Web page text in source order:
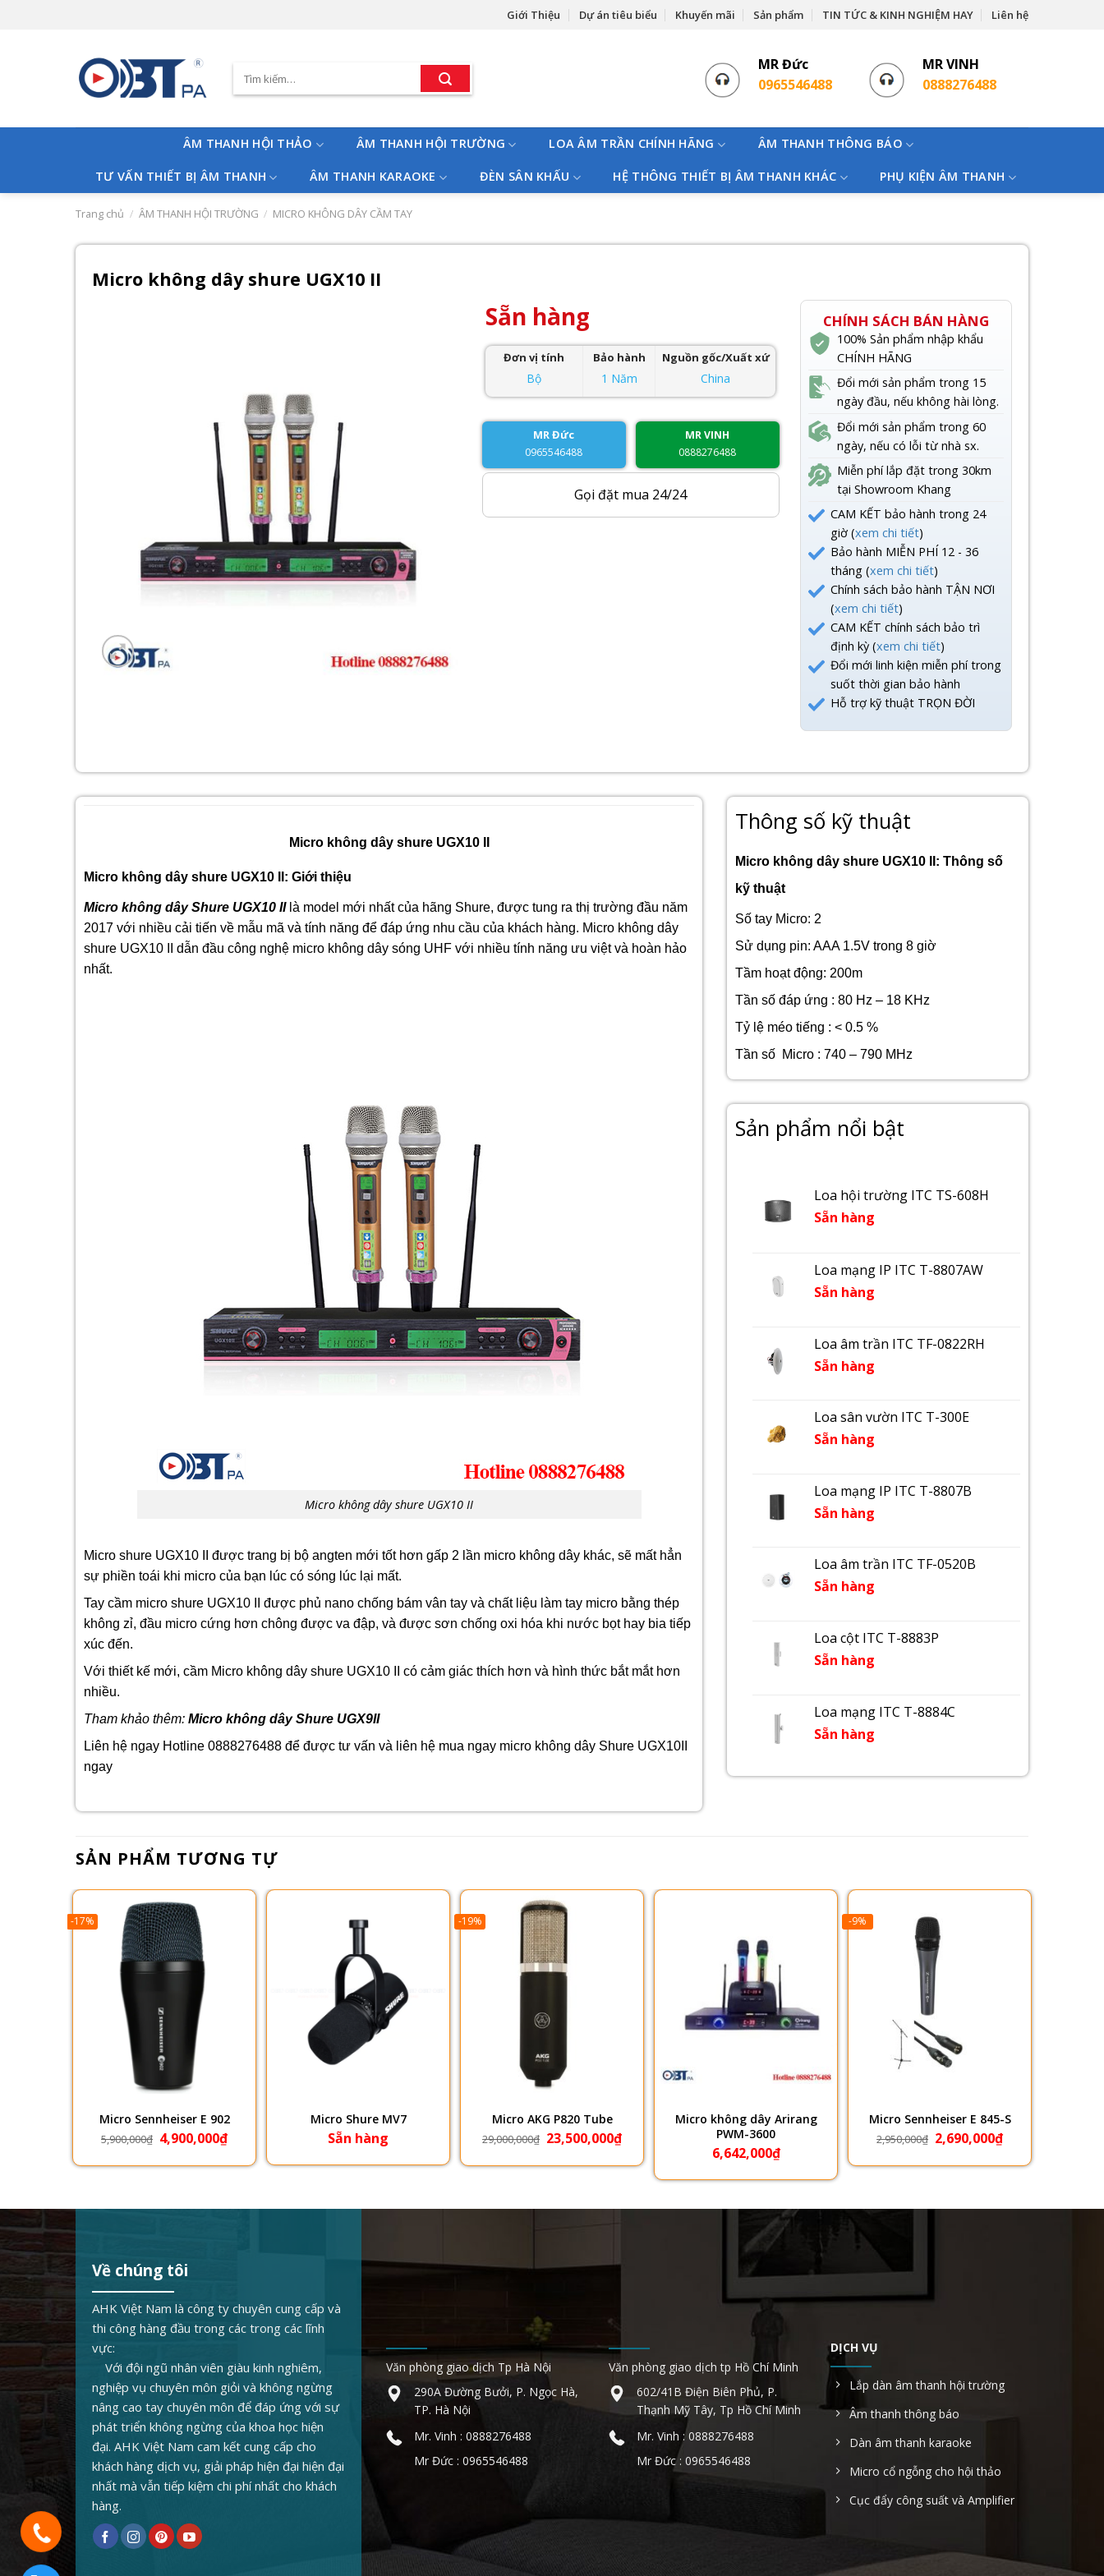
Giới Thiệu Dự án tiêu biểu Khuyến mãi Sản phẩm TIN TỨC & KINH NGHIỆM HAY Liên hệ
Tìm
kiếm:
MR Đức
0965546488
MR VINH
0888276488
ÂM THANH HỘI THẢO ÂM THANH HỘI TRƯỜNG LOA ÂM TRẦN CHÍNH HÃNG ÂM THANH THÔNG BÁO
TƯ VẤN THIẾT BỊ ÂM THANH ÂM THANH KARAOKE ĐÈN SÂN KHẤU HỆ THÔNG THIẾT BỊ ÂM THANH KHÁC PHỤ KIỆN ÂM THANH
Trang chủ / ÂM THANH HỘI TRƯỜNG / MICRO KHÔNG DÂY CẦM TAY
Micro không dây shure UGX10 II
Sẵn hàng
Đơn vị tính
Bộ
Bảo hành
1 Năm
Nguồn gốc/Xuất xứ
China
MR Đức
0965546488
MR VINH
0888276488
Gọi đặt mua 24/24
CHÍNH SÁCH BÁN HÀNG
100% Sản phẩm nhập khẩu
CHÍNH HÃNG
Đổi mới sản phẩm trong 15
ngày đầu, nếu không hài lòng.
Đổi mới sản phẩm trong 60
ngày, nếu có lỗi từ nhà sx.
Miễn phí lắp đặt trong 30km
tại Showroom Khang
CAM KẾT bảo hành trong 24
giờ (xem chi tiết)
Bảo hành MIỄN PHÍ 12 - 36
tháng (xem chi tiết)
Chính sách bảo hành TẬN NƠI
(xem chi tiết)
CAM KẾT chính sách bảo trì
định kỳ (xem chi tiết)
Đổi mới linh kiện miễn phí trong
suốt thời gian bảo hành
Hỗ trợ kỹ thuật TRỌN ĐỜI
Micro không dây shure UGX10 II
Micro không dây shure UGX10 II: Giới thiệu
Micro không dây Shure UGX10 IIlà model mới nhất của hãng Shure, được tung ra thị trường đầu năm
2017 với nhiều cải tiến về mẫu mã và tính năng để đáp ứng nhu cầu của khách hàng. Micro không dây
shure UGX10 II dẫn đầu công nghệ micro không dây sóng UHF với nhiều tính năng ưu việt và hoàn hảo
nhất.
Micro không dây shure UGX10 II
Micro shure UGX10 II được trang bị bộ angten mới tốt hơn gấp 2 lần micro không dây khác, sẽ mất hẳn
sự phiền toái khi micro của bạn lúc có sóng lúc lại mất.
Tay cầm micro shure UGX10 II được phủ nano chống bám vân tay và chất liệu làm tay micro bằng thép
không zỉ, đầu micro cứng hơn chông được va đập, và được sơn chống oxi hóa khi nước bọt hay bia tiếp
xúc đến.
Với thiết kế mới, cầm Micro không dây shure UGX10 II có cảm giác thích hơn và hình thức bắt mắt hơn
nhiều.
Tham khảo thêm: Micro không dây Shure UGX9II
Liên hệ ngay Hotline 0888276488 để được tư vấn và liên hệ mua ngay micro không dây Shure UGX10II
ngay
Thông số kỹ thuật
Micro không dây shure UGX10 II: Thông số
kỹ thuật
Số tay Micro: 2
Sử dụng pin: AAA 1.5V trong 8 giờ
Tầm hoạt động: 200m
Tần số đáp ứng : 80 Hz – 18 KHz
Tỷ lệ méo tiếng : < 0.5 %
Tần số Micro : 740 – 790 MHz
Sản phẩm nổi bật
Loa hội trường ITC TS-608H
Sẵn hàng
Loa mạng IP ITC T-8807AW
Sẵn hàng
Loa âm trần ITC TF-0822RH
Sẵn hàng
Loa sân vườn ITC T-300E
Sẵn hàng
Loa mạng IP ITC T-8807B
Sẵn hàng
Loa âm trần ITC TF-0520B
Sẵn hàng
Loa cột ITC T-8883P
Sẵn hàng
Loa mạng ITC T-8884C
Sẵn hàng
SẢN PHẨM TƯƠNG TỰ
-17%
Micro Sennheiser E 902
5,900,000₫ Giá
gốc
5,900,000₫.
4,900,000₫Giá
hiện
là:
Micro Shure MV7
Sẵn hàng
-19%
Micro AKG P820 Tube
29,000,000₫ Giá
gốc
29,000,000₫.
23,500,000₫Giá
hiện
là:
23,500,000₫.
Micro không dây Arirang
PWM-3600
6,642,000₫
-9%
Micro Sennheiser E 845-S
2,950,000₫ Giá
gốc
2,950,000₫.
2,690,000₫Giá
hiện
là:
Về chúng tôi
AHK Việt Nam là công ty chuyên cung cấp và
thi công hàng đầu trong các trong các lĩnh
vực:
Với đội ngũ nhân viên giàu kinh nghiêm,
nghiệp vụ chuyên môn giỏi và không ngừng
nâng cao tay chuyên môn để đáp ứng với sự
phát triển không ngừng của khoa học hiện
đại. AHK Việt Nam cam kết cung cấp cho
khách hàng dịch vụ, giải pháp hiện đại hiện đại
nhất mà vẫn tiếp kiệm chi phí nhất cho khách
hàng.
Văn phòng giao dịch Tp Hà Nội
290A Đường Bưởi, P. Ngọc Hà,
TP. Hà Nội
Mr. Vinh : 0888276488
Mr Đức : 0965546488
Văn phòng giao dịch tp Hồ Chí Minh
602/41B Điện Biên Phủ, P.
Thạnh Mỹ Tây, Tp Hồ Chí Minh
Mr. Vinh : 0888276488
Mr Đức : 0965546488
DỊCH VỤ
Lắp dàn âm thanh hội trường
Âm thanh thông báo
Dàn âm thanh karaoke
Micro cổ ngỗng cho hội thảo
Cục đẩy công suất và Amplifier